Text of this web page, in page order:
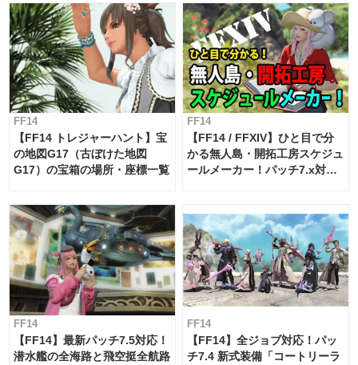
FF14
【FF14 トレジャーハント】宝
の地図G17（古ぼけた地図
G17）の宝箱の場所・座標一覧
FF14
【FF14 / FFXIV】ひと目で分
かる無人島・開拓工房スケジュ
ールメーカー！パッチ7.x対応
FF14
【FF14】最新パッチ7.5対応！
潜水艦の全海路と飛空挺全航路
FF14
【FF14】全ジョブ対応！パッ
チ7.4 新式装備「コートリーラ